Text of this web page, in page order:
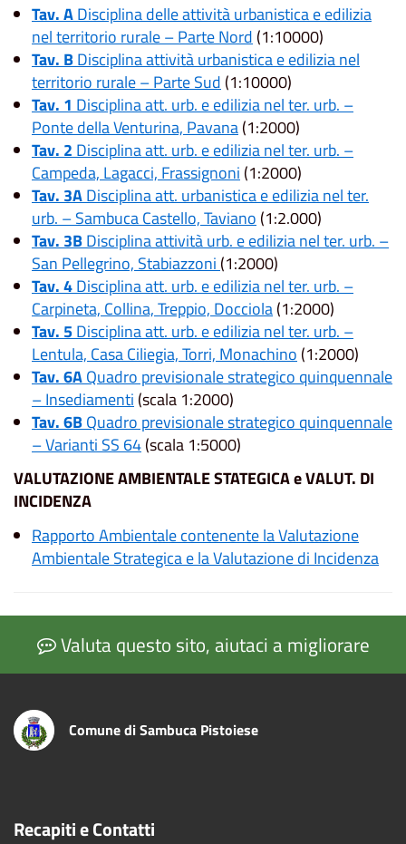
Tav. ADisciplina delle attività urbanistica e edilizia
nel territorio rurale – Parte Nord (1:10000)
Tav. BDisciplina attività urbanistica e edilizia nel
territorio rurale – Parte Sud (1:10000)
Tav. 1 Disciplina att. urb. e edilizia nel ter. urb. –
Ponte della Venturina, Pavana(1:2000)
Tav. 2 Disciplina att. urb. e edilizia nel ter. urb. –
Campeda, Lagacci, Frassignoni (1:2000)
Tav. 3ADisciplina att. urbanistica e edilizia nel ter.
urb. – Sambuca Castello, Taviano (1:2.000)
Tav. 3BDisciplina attività urb. e edilizia nel ter. urb. –
San Pellegrino, Stabiazzoni (1:2000)
Tav. 4Disciplina att. urb. e edilizia nel ter. urb. –
Carpineta, Collina, Treppio, Docciola(1:2000)
Tav. 5Disciplina att. urb. e edilizia nel ter. urb. –
Lentula, Casa Ciliegia, Torri, Monachino (1:2000)
Tav. 6AQuadro previsionale strategico quinquennale
– Insediamenti (scala 1:2000)
Tav. 6BQuadro previsionale strategico quinquennale
– Varianti SS 64(scala 1:5000)
VALUTAZIONE AMBIENTALE STATEGICA e VALUT. DI
INCIDENZA
Rapporto Ambientale contenente la Valutazione
Ambientale Strategica e la Valutazione di Incidenza
Valuta questo sito, aiutaci a migliorare
Comune di Sambuca Pistoiese
Recapiti e Contatti